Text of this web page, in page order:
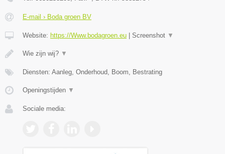
E-mail › Boda groen BV
Website: https://Www.bodagroen.eu Screenshot ▼
Wie zijn wij? ▼
Diensten: Aanleg, Onderhoud, Boom, Bestrating
Openingstijden ▼
Sociale media: